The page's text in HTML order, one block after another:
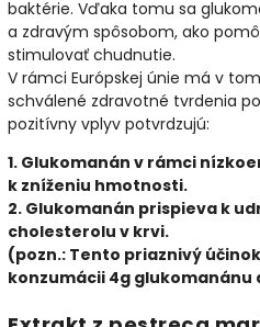
baktérie. Vďaka tomu sa
a zdravým spôsobom, ako
stimulovať chudnutie.
V rámci Európskej únie má v
schválené zdravotné tvrdenia
pozitívny vplyv potvrdzujú:
1. Glukomanán v rámci
k zníženiu hmotnosti.
2. Glukomanán prispieva k
cholesterolu v krvi.
(pozn.: Tento priaznivý
konzumácii 4g glukomanánu